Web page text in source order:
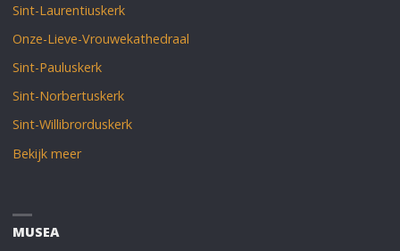
Sint-Laurentiuskerk
Onze-Lieve-Vrouwekathedraal
Sint-Pauluskerk
Sint-Norbertuskerk
Sint-Willibrorduskerk
Bekijk meer
MUSEA